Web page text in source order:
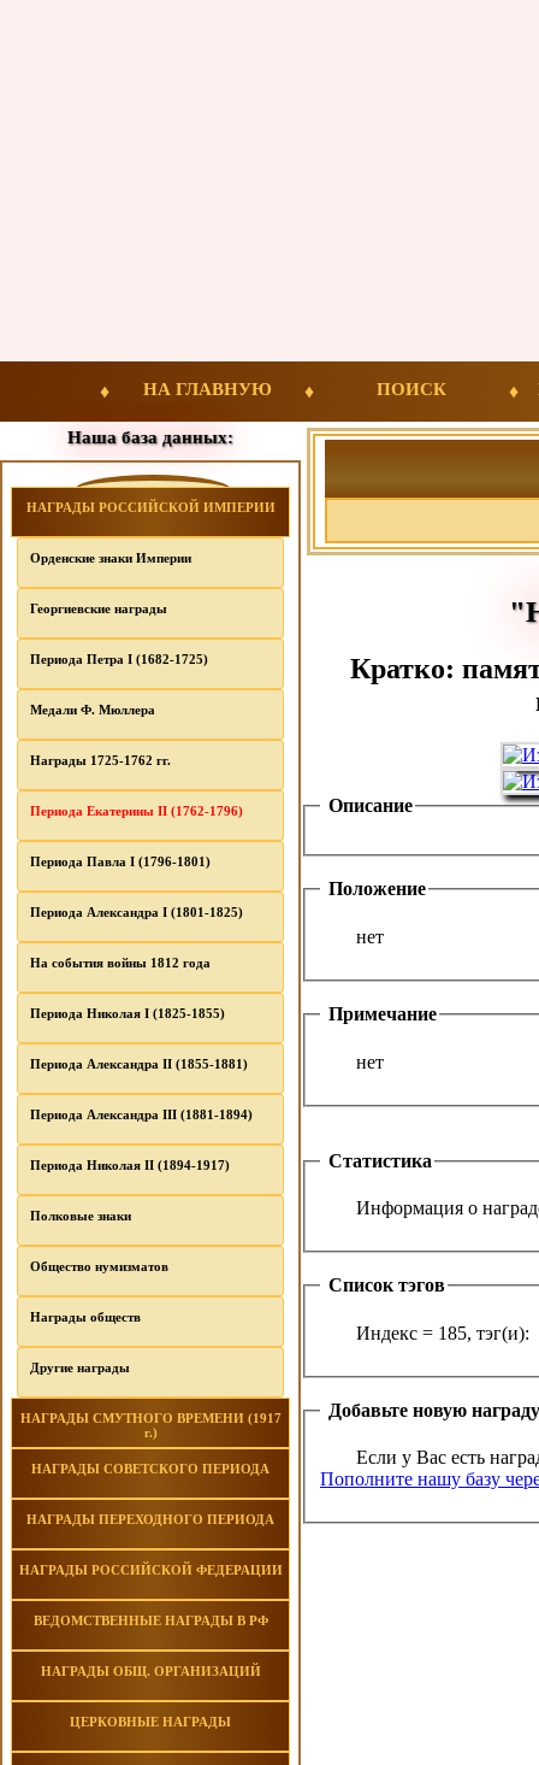
НА ГЛАВНУЮ ПОИСК
Наша база данных:
НАГРАДЫ РОССИЙСКОЙ ИМПЕРИИ
Орденские знаки Империи
Георгиевские награды
Периода Петра I (1682-1725)
Медали Ф. Мюллера
Награды 1725-1762 гг.
Периода Екатерины II (1762-1796)
Периода Павла I (1796-1801)
Периода Александра I (1801-1825)
На события войны 1812 года
Периода Николая I (1825-1855)
Периода Александра II (1855-1881)
Периода Александра III (1881-1894)
Периода Николая II (1894-1917)
Полковые знаки
Общество нумизматов
Награды обществ
Другие награды
НАГРАДЫ СМУТНОГО ВРЕМЕНИ (1917
г.)
НАГРАДЫ СОВЕТСКОГО ПЕРИОДА
НАГРАДЫ ПЕРЕХОДНОГО ПЕРИОДА
НАГРАДЫ РОССИЙСКОЙ ФЕДЕРАЦИИ
ВЕДОМСТВЕННЫЕ НАГРАДЫ В РФ
НАГРАДЫ ОБЩ. ОРГАНИЗАЦИЙ
ЦЕРКОВНЫЕ НАГРАДЫ
Кратко:
Описание
Положение
нет
Примечание
нет
Статистика
Информация о
Список тэгов
Индекс = 185, тэг(и):
Добавьте новую награду
Если у Вас есть
Пополните нашу базу